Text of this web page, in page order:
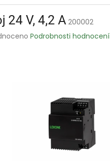
24 V, 4,2 A 200002
Podrobnosti hodnocení